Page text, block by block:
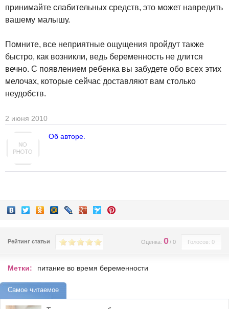
принимайте слабительных средств, это может навредить
вашему малышу.
Помните, все неприятные ощущения пройдут также
быстро, как возникли, ведь беременность не длится
вечно. С появлением ребенка вы забудете обо всех этих
мелочах, которые сейчас доставляют вам столько
неудобств.
2 июня 2010
Об авторе.
Рейтинг статьи Голосов: 0
Оценка: 0/ 0
Метки: питание во время беременности
Самое читаемое